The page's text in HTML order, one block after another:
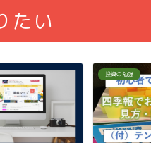
たい
インデックス投資